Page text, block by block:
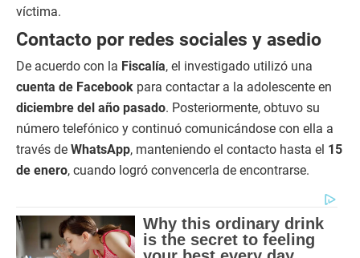
víctima.
Contacto por redes sociales y asedio
De acuerdo con la Fiscalía, el investigado utilizó una
cuenta de Facebook para contactar a la adolescente en
diciembre del año pasado. Posteriormente, obtuvo su
número telefónico y continuó comunicándose con ella a
través de WhatsApp, manteniendo el contacto hasta el 15
de enero, cuando logró convencerla de encontrarse.